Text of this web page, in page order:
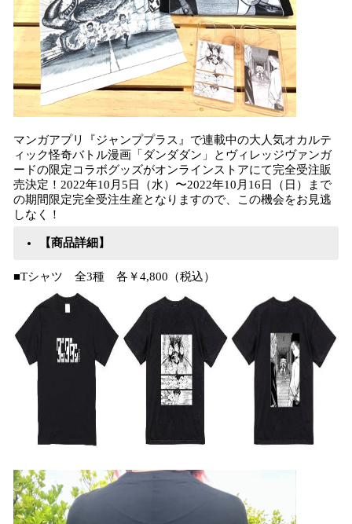
マンガアプリ『ジャンププラス』で連載中の⼤⼈気オカルテ
ィック怪奇バトル漫画「ダンダダン」とヴィレッジヴァンガ
ードの限定コラボグッズがオンラインストアにて完全受注販
売決定！2022年10⽉5⽇（⽔）〜2022年10⽉16⽇（⽇）まで
の期間限定完全受注⽣産となりますので、この機会をお⾒逃
しなく！
【商品詳細】
■Tシャツ 全3種 各￥4,800（税込）